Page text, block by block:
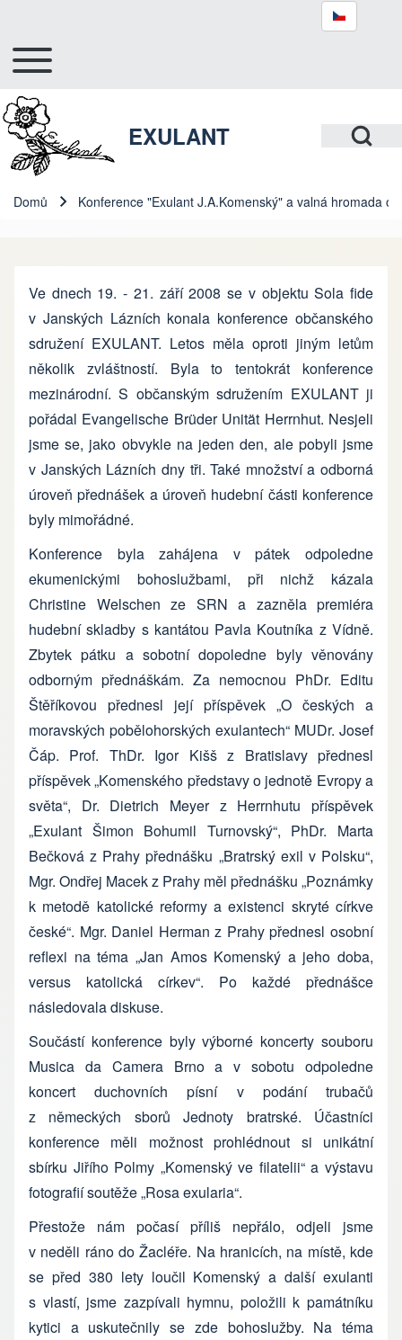
Close search
Hlavní navigace
Toggle main menu
Open Search
EXULANT
Domů Konference "Exulant J.A.Komenský" a valná hromada
Ve dnech 19. - 21. září 2008 se v objektu Sola fide
v Janských Lázních konala konference občanského
sdružení EXULANT. Letos měla oproti jiným letům
několik zvláštností. Byla to tentokrát konference
mezinárodní. S občanským sdružením EXULANT ji
pořádal Evangelische Brüder Unität Herrnhut. Nesjeli
jsme se, jako obvykle na jeden den, ale pobyli jsme
v Janských Lázních dny tři. Také množství a odborná
úroveň přednášek a úroveň hudební části konference
byly mimořádné.
Konference byla zahájena v pátek odpoledne
ekumenickými bohoslužbami, při nichž kázala
Christine Welschen ze SRN a zazněla premiéra
hudební skladby s kantátou Pavla Koutníka z Vídně.
Zbytek pátku a sobotní dopoledne byly věnovány
odborným přednáškám. Za nemocnou PhDr. Editu
Štěříkovou přednesl její příspěvek „O českých a
moravských pobělohorských exulantech“ MUDr. Josef
Čáp. Prof. ThDr. Igor Kišš z Bratislavy přednesl
příspěvek „Komenského představy o jednotě Evropy a
světa“, Dr. Dietrich Meyer z Herrnhutu příspěvek
„Exulant Šimon Bohumil Turnovský“, PhDr. Marta
Bečková z Prahy přednášku „Bratrský exil v Polsku“,
Mgr. Ondřej Macek z Prahy měl přednášku „Poznámky
k metodě katolické reformy a existenci skryté církve
české“. Mgr. Daniel Herman z Prahy přednesl osobní
reflexi na téma „Jan Amos Komenský a jeho doba,
versus katolická církev“. Po každé přednášce
následovala diskuse.
Součástí konference byly výborné koncerty souboru
Musica da Camera Brno a v sobotu odpoledne
koncert duchovních písní v podání trubačů
z německých sborů Jednoty bratrské. Účastníci
konference měli možnost prohlédnout si unikátní
sbírku Jiřího Polmy „Komenský ve filatelii“ a výstavu
fotografií soutěže „Rosa exularia“.
Přestože nám počasí příliš nepřálo, odjeli jsme
v neděli ráno do Žacléře. Na hranicích, na místě, kde
se před 380 lety loučil Komenský a další exulanti
s vlastí, jsme zazpívali hymnu, položili k památníku
kytici a uskutečnily se zde bohoslužby. Na téma